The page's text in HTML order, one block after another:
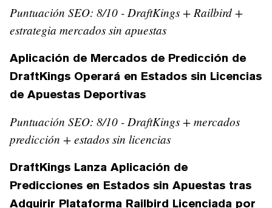
Puntuación SEO: 8/10 - DraftKings + Railbird +
estrategia mercados sin apuestas
Aplicación de Mercados de Predicción de
DraftKings Operará en Estados sin Licencias
de Apuestas Deportivas
Puntuación SEO: 8/10 - DraftKings + mercados
predicción + estados sin licencias
DraftKings Lanza Aplicación de
Predicciones en Estados sin Apuestas tras
Adquirir Plataforma Railbird Licenciada por